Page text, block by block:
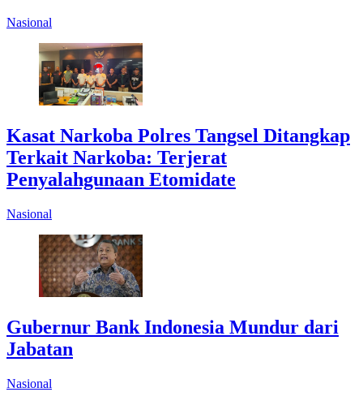
Nasional
Kasat Narkoba Polres Tangsel Ditangkap
Terkait Narkoba: Terjerat
Penyalahgunaan Etomidate
Nasional
Gubernur Bank Indonesia Mundur dari
Jabatan
Nasional